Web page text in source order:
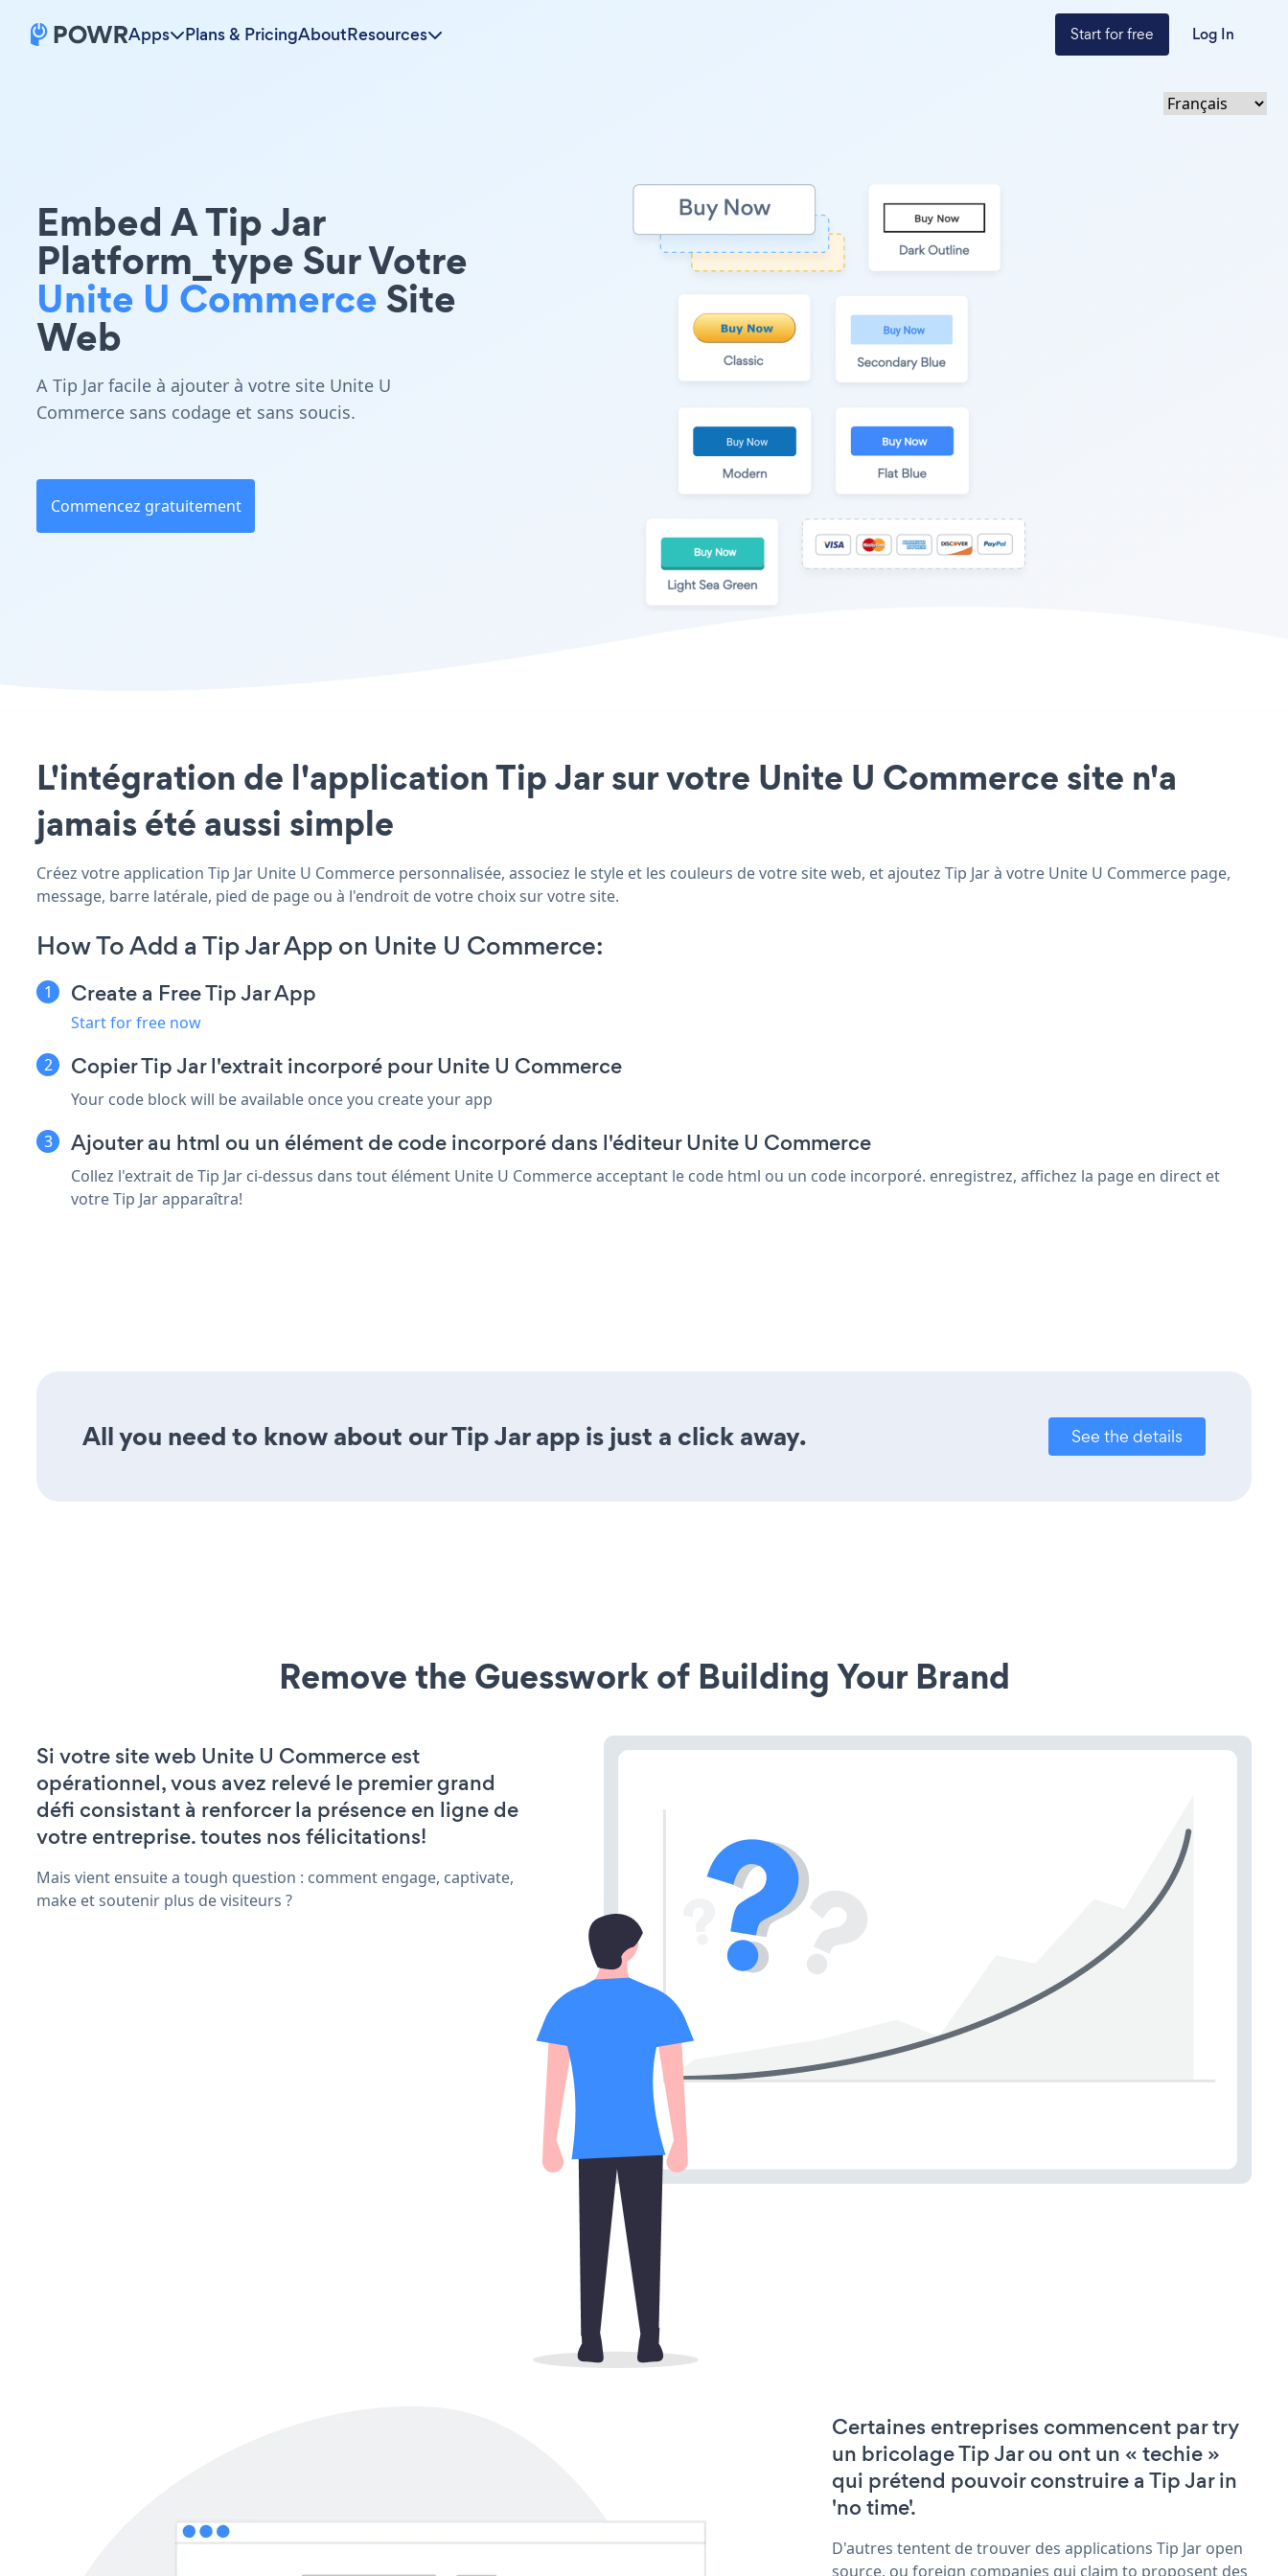
Apps Plans & PricingAboutResources Start for free Log In
Embed A Tip Jar
Platform_type Sur Votre
Unite U CommerceSite
Web
A Tip Jar facile à ajouter à votre site Unite U
Commerce sans codage et sans soucis.
Commencez gratuitement
L'intégration de l'application Tip Jar sur votre Unite U Commerce site n'a
jamais été aussi simple
Créez votre application Tip Jar Unite U Commerce personnalisée, associez le style et les couleurs de votre site web, et ajoutez Tip Jar à votre Unite U Commerce page,
message, barre latérale, pied de page ou à l'endroit de votre choix sur votre site.
How To Add a Tip Jar App on Unite U Commerce:
Create a Free Tip Jar App
Start for free now
Copier Tip Jar l'extrait incorporé pour Unite U Commerce
Your code block will be available once you create your app
Ajouter au html ou un élément de code incorporé dans l'éditeur Unite U Commerce
Collez l'extrait de Tip Jar ci-dessus dans tout élément Unite U Commerce acceptant le code html ou un code incorporé. enregistrez, affichez la page en direct et
votre Tip Jar apparaîtra!
All you need to know about our Tip Jar app is just a click away. See the details
Remove the Guesswork of Building Your Brand
Si votre site web Unite U Commerce est
opérationnel, vous avez relevé le premier grand
défi consistant à renforcer la présence en ligne de
votre entreprise. toutes nos félicitations!
Mais vient ensuite a tough question : comment engage, captivate,
make et soutenir plus de visiteurs ?
Certaines entreprises commencent par try
un bricolage Tip Jar ou ont un « techie »
qui prétend pouvoir construire a Tip Jar in
'no time'.
D'autres tentent de trouver des applications Tip Jar open
source, ou foreign companies qui claim to proposent des